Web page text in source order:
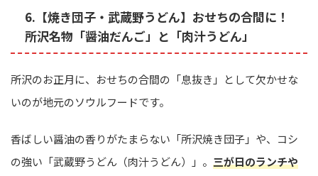
6.【焼き団子・武蔵野うどん】おせちの合間に！
所沢名物「醤油だんご」と「肉汁うどん」
所沢のお正月に、おせちの合間の「息抜き」として欠かせな
いのが地元のソウルフードです。
香ばしい醤油の香りがたまらない「所沢焼き団子」や、コシ
の強い「武蔵野うどん（肉汁うどん）」。 三が日のランチや